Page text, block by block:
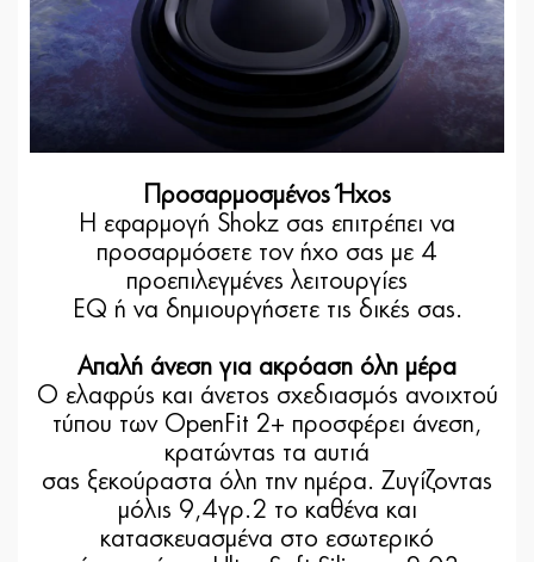
Προσαρμοσμένος Ήχος
Η εφαρμογή Shokz σας επιτρέπει να
προσαρμόσετε τον ήχο σας με 4
προεπιλεγμένες λειτουργίες
EQ ή να δημιουργήσετε τις δικές σας.
Απαλή άνεση για ακρόαση όλη μέρα
Ο ελαφρύς και άνετος σχεδιασμός ανοιχτού
τύπου των OpenFit 2+ προσφέρει άνεση,
κρατώντας τα αυτιά
σας ξεκούραστα όλη την ημέρα. Ζυγίζοντας
μόλις 9,4γρ.2 το καθένα και
κατασκευασμένα στο εσωτερικό